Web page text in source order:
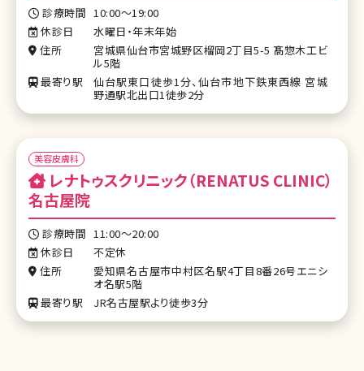
診療時間 10:00〜19:00
休診日
水曜日・年末年始
住所
宮城県仙台市宮城野区榴岡2丁目5-5 髙惣木工ビ
ル5階
最寄り駅
仙台駅東口徒歩1分、仙台市地下鉄東西線 宮城
野通駅北出口1徒歩2分
美容皮膚科
名古屋院
診療時間 11:00〜20:00
休診日
不定休
住所
愛知県名古屋市中村区名駅4丁目8番26号エニシ
オ名駅5階
最寄り駅
JR名古屋駅より徒歩3分